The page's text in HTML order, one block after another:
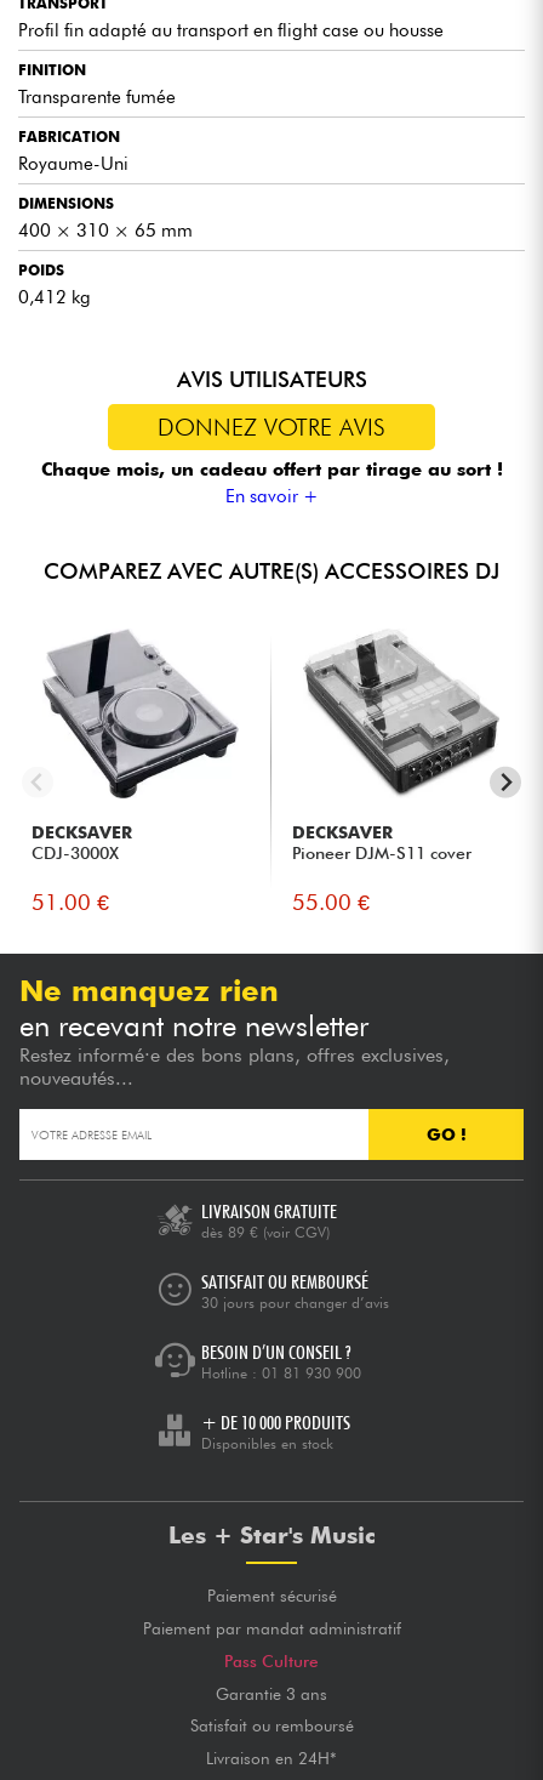
Profil fin adapté au transport en flight case ou housse
FINITION
Transparente fumée
FABRICATION
Royaume-Uni
DIMENSIONS
400 × 310 × 65 mm
POIDS
0,412 kg
AVIS UTILISATEURS
DONNEZ VOTRE AVIS
Chaque mois, un cadeau offert par tirage au sort !
En savoir +
COMPAREZ AVEC AUTRE(S) ACCESSOIRES DJ
DECKSAVER
CDJ-3000X
51.00 €
DECKSAVER
Pioneer DJM-S11 cover
55.00 €
Ne manquez rien
en recevant notre newsletter
Restez informé·e des bons plans, offres exclusives,
nouveautés...
GO !
LIVRAISON GRATUITE
dès 89 € (voir CGV)
SATISFAIT OU REMBOURSÉ
30 jours pour changer d’avis
BESOIN D’UN CONSEIL ?
Hotline : 01 81 930 900
+ DE 10 000 PRODUITS
Disponibles en stock
Les + Star's Music
Paiement sécurisé
Paiement par mandat administratif
Pass Culture
Garantie 3 ans
Satisfait ou remboursé
Livraison en 24H*